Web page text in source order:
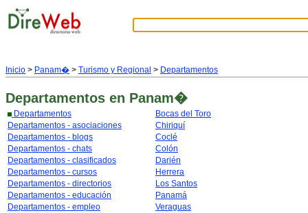
Inicio > Panam� > Turismo y Regional > Departamentos
Departamentos en Panam�
Departamentos
Departamentos - asociaciones
Departamentos - blogs
Departamentos - chats
Departamentos - clasificados
Departamentos - cursos
Departamentos - directorios
Departamentos - educación
Departamentos - empleo
Bocas del Toro
Chiriquí
Coclé
Colón
Darién
Herrera
Los Santos
Panamá
Veraguas